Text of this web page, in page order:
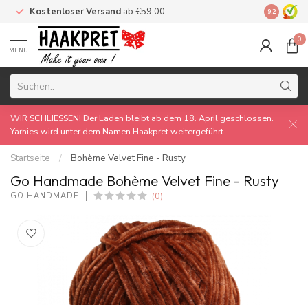
Kostenloser Versand ab €59,00 Made by
9.2
MENU
0
WIR SCHLIESSEN! Der Laden bleibt ab dem 18. April geschlossen.
Yarnies wird unter dem Namen Haakpret weitergeführt.
Startseite / Bohème Velvet Fine - Rusty
Go Handmade Bohème Velvet Fine - Rusty
GO HANDMADE (0)